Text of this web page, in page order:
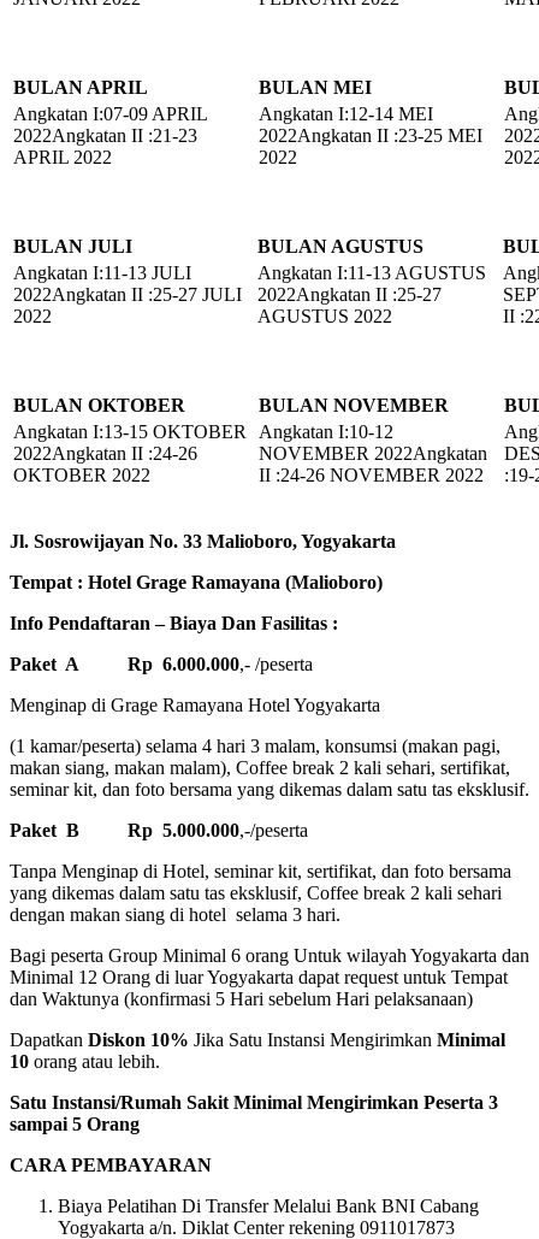
BULAN APRIL BULAN MEI
Angkatan I:07-09 APRIL
2022Angkatan II :21-23
APRIL 2022
Angkatan I:12-14 MEI
2022Angkatan II :23-25 MEI
2022
BULAN JULI BULAN AGUSTUS
Angkatan I:11-13 JULI
2022Angkatan II :25-27 JULI
2022
Angkatan I:11-13 AGUSTUS
2022Angkatan II :25-27
AGUSTUS 2022
II
BULAN OKTOBER BULAN NOVEMBER
Angkatan I:13-15 OKTOBER
2022Angkatan II :24-26
OKTOBER 2022
Angkatan I:10-12
NOVEMBER 2022Angkatan
II :24-26 NOVEMBER 2022
Jl. Sosrowijayan No. 33 Malioboro, Yogyakarta
Tempat : Hotel Grage Ramayana (Malioboro)
Info Pendaftaran – Biaya Dan Fasilitas :
Paket A
Rp 6.000.000,- /peserta
Menginap di Grage Ramayana Hotel Yogyakarta
(1 kamar/peserta) selama 4 hari 3 malam, konsumsi (makan pagi,
makan siang, makan malam), Coffee break 2 kali sehari, sertifikat,
seminar kit, dan foto bersama yang dikemas dalam satu tas eksklusif.
Paket B
Rp 5.000.000,-/peserta
Tanpa Menginap di Hotel, seminar kit, sertifikat, dan foto bersama
yang dikemas dalam satu tas eksklusif, Coffee break 2 kali sehari
dengan makan siang di hotel selama 3 hari.
Bagi peserta Group Minimal 6 orang Untuk wilayah Yogyakarta dan
Minimal 12 Orang di luar Yogyakarta dapat request untuk Tempat
dan Waktunya (konfirmasi 5 Hari sebelum Hari pelaksanaan)
Dapatkan Diskon 10% Jika Satu Instansi Mengirimkan Minimal
10 orang atau lebih.
Satu Instansi/Rumah Sakit Minimal Mengirimkan Peserta 3
sampai 5 Orang
CARA PEMBAYARAN
Biaya Pelatihan Di Transfer Melalui Bank BNI Cabang
Yogyakarta a/n. Diklat Center rekening 0911017873